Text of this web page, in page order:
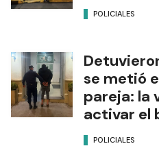
POLICIALES
se metió
pareja: la
activar el
POLICIALES